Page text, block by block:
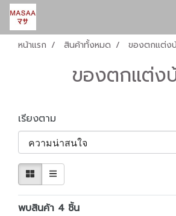
หน้าแรก สินค้าทั้งหมด ของตกแต่ง
ของตกแต่ง
เรียงตาม
พบสินค้า 4 ชิ้น